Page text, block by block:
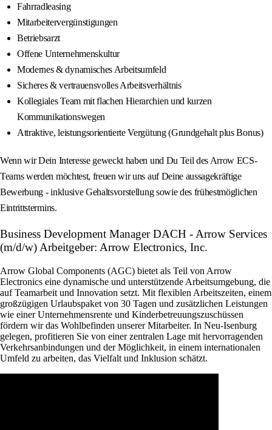
Fahrradleasing
Mitarbeitervergünstigungen
Betriebsarzt
Offene Unternehmenskultur
Modernes & dynamisches Arbeitsumfeld
Sicheres & vertrauensvolles Arbeitsverhältnis
Kollegiales Team mit flachen Hierarchien und kurzen
Kommunikationswegen
Attraktive, leistungsorientierte Vergütung (Grundgehalt plus Bonus)
Wenn wir Dein Interesse geweckt haben und Du Teil des Arrow ECS-
Teams werden möchtest, freuen wir uns auf Deine aussagekräftige
Bewerbung - inklusive Gehaltsvorstellung sowie des frühestmöglichen
Eintrittstermins.
Business Development Manager DACH - Arrow Services
(m/d/w) Arbeitgeber: Arrow Electronics, Inc.
Arrow Global Components (AGC) bietet als Teil von Arrow
Electronics eine dynamische und unterstützende Arbeitsumgebung, die
auf Teamarbeit und Innovation setzt. Mit flexiblen Arbeitszeiten, einem
großzügigen Urlaubspaket von 30 Tagen und zusätzlichen Leistungen
wie einer Unternehmensrente und Kinderbetreuungszuschüssen
fördern wir das Wohlbefinden unserer Mitarbeiter. In Neu-Isenburg
gelegen, profitieren Sie von einer zentralen Lage mit hervorragenden
Verkehrsanbindungen und der Möglichkeit, in einem internationalen
Umfeld zu arbeiten, das Vielfalt und Inklusion schätzt.